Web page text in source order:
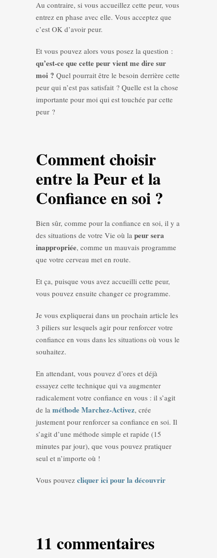
Au contraire, si vous accueillez cette peur, vous
entrez en phase avec elle. Vous acceptez que
c’est OK d’avoir peur.
Et vous pouvez alors vous posez la question :
qu’est-ce que cette peur vient me dire sur
moi ? Quel pourrait être le besoin derrière cette
peur qui n’est pas satisfait ? Quelle est la chose
importante pour moi qui est touchée par cette
peur ?
Comment choisir
entre la Peur et la
Confiance en soi ?
Bien sûr, comme pour la confiance en soi, il y a
des situations de votre Vie où la peur sera
inappropriée, comme un mauvais programme
que votre cerveau met en route.
Et ça, puisque vous avez accueilli cette peur,
vous pouvez ensuite changer ce programme.
Je vous expliquerai dans un prochain article les
3 piliers sur lesquels agir pour renforcer votre
confiance en vous dans les situations où vous le
souhaitez.
En attendant, vous pouvez d’ores et déjà
essayez cette technique qui va augmenter
radicalement votre confiance en vous : il s’agit
de la méthode Marchez-Activez, crée
justement pour renforcer sa confiance en soi. Il
s’agit d’une méthode simple et rapide (15
minutes par jour), que vous pouvez pratiquer
seul et n’importe où !
Vous pouvez cliquer ici pour la découvrir
11 commentaires